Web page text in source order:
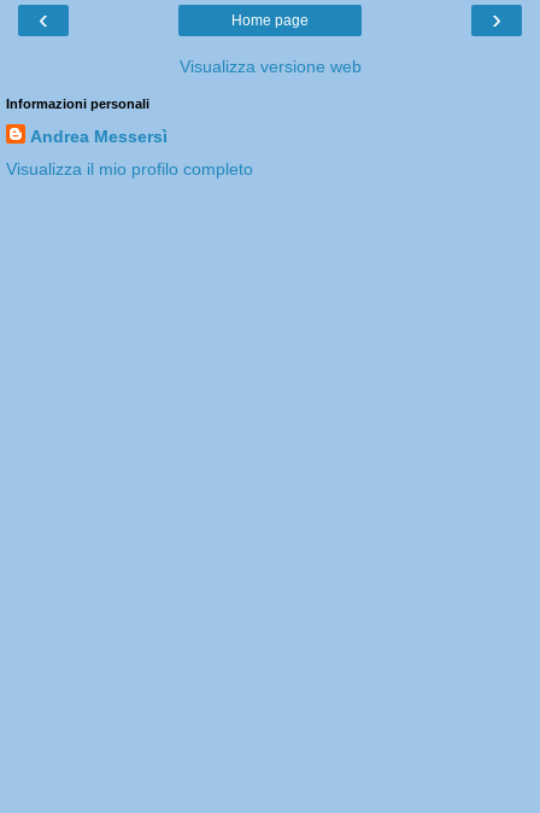
‹ ›
Home page
Visualizza versione web
Informazioni personali
Andrea Messersì
Visualizza il mio profilo completo